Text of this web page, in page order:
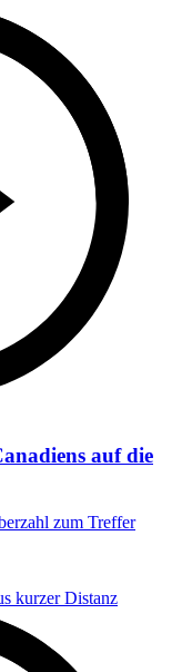
auf die
zum Treffer